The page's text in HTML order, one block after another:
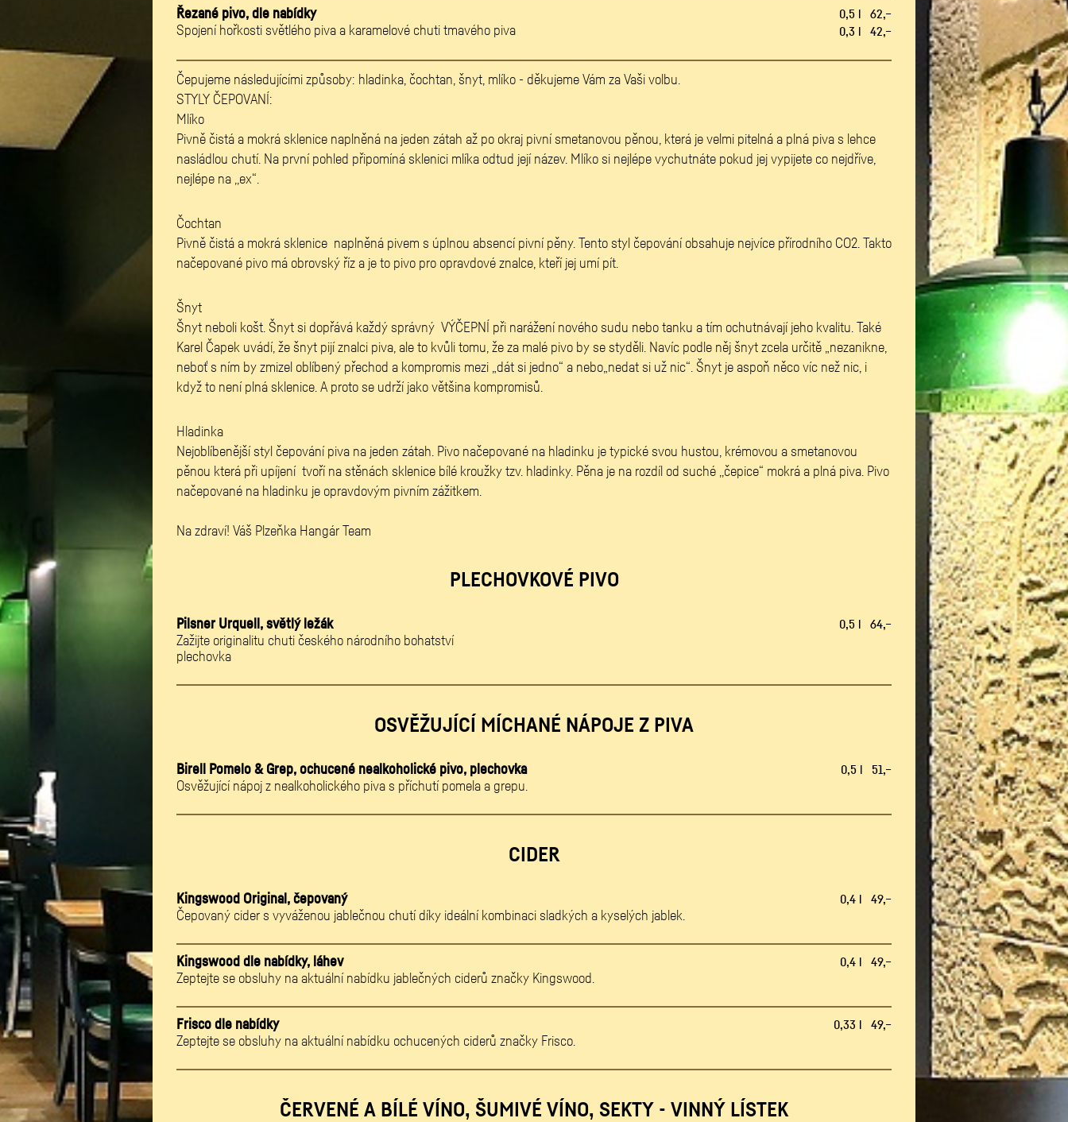
Řezané pivo, dle nabídky
Spojení hořkosti světlého piva a karamelové chuti tmavého piva
0,5 l 62,–
0,3 l 42,–
Čepujeme následujícími způsoby: hladinka, čochtan, šnyt, mlíko - děkujeme Vám za Vaši volbu.
STYLY ČEPOVANÍ:
Mlíko
Pivně čistá a mokrá sklenice naplněná na jeden zátah až po okraj pivní smetanovou pěnou, která je velmi pitelná a plná piva s lehce
nasládlou chutí. Na první pohled připomíná sklenici mlíka odtud její název. Mlíko si nejlépe vychutnáte pokud jej vypijete co nejdříve,
nejlépe na ,,ex“.
Čochtan
Pivně čistá a mokrá sklenice naplněná pivem s úplnou absencí pivní pěny. Tento styl čepování obsahuje nejvíce přírodního CO2. Takto
načepované pivo má obrovský říz a je to pivo pro opravdové znalce, kteří jej umí pít.
Šnyt
Šnyt neboli košt. Šnyt si dopřává každý správný VÝČEPNÍ při narážení nového sudu nebo tanku a tím ochutnávají jeho kvalitu. Také
Karel Čapek uvádí, že šnyt pijí znalci piva, ale to kvůli tomu, že za malé pivo by se styděli. Navíc podle něj šnyt zcela určitě „nezanikne,
neboť s ním by zmizel oblíbený přechod a kompromis mezi „dát si jedno“ a nebo„nedat si už nic“. Šnyt je aspoň něco víc než nic, i
když to není plná sklenice. A proto se udrží jako většina kompromisů.
Hladinka
Nejoblíbenější styl čepování piva na jeden zátah. Pivo načepované na hladinku je typické svou hustou, krémovou a smetanovou
pěnou která při upíjení tvoří na stěnách sklenice bílé kroužky tzv. hladinky. Pěna je na rozdíl od suché ,,čepice“ mokrá a plná piva. Pivo
načepované na hladinku je opravdovým pivním zážitkem.
Na zdraví! Váš Plzeňka Hangár Team
PLECHOVKOVÉ PIVO
Pilsner Urquell, světlý ležák
Zažijte originalitu chuti českého národního bohatství
plechovka
0,5 l 64,–
OSVĚŽUJÍCÍ MÍCHANÉ NÁPOJE Z PIVA
Birell Pomelo & Grep, ochucené nealkoholické pivo, plechovka
Osvěžující nápoj z nealkoholického piva s příchutí pomela a grepu.
0,5 l 51,–
CIDER
Kingswood Original, čepovaný
Čepovaný cider s vyváženou jablečnou chutí díky ideální kombinaci sladkých a kyselých jablek.
0,4 l 49,–
Kingswood dle nabídky, láhev
Zeptejte se obsluhy na aktuální nabídku jablečných ciderů značky Kingswood.
0,4 l 49,–
Frisco dle nabídky
Zeptejte se obsluhy na aktuální nabídku ochucených ciderů značky Frisco.
0,33 l 49,–
ČERVENÉ A BÍLÉ VÍNO, ŠUMIVÉ VÍNO, SEKTY - VINNÝ LÍSTEK